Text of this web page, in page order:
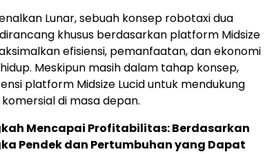
Lunar, sebuah konsep robotaxi dua
khusus berdasarkan platform Midsize
efisiensi, pemanfaatan, dan ekonomi
Meskipun masih dalam tahap konsep,
platform Midsize Lucid untuk mendukung
di masa depan.
Mencapai Profitabilitas: Berdasarkan
Pendek dan Pertumbuhan yang Dapat